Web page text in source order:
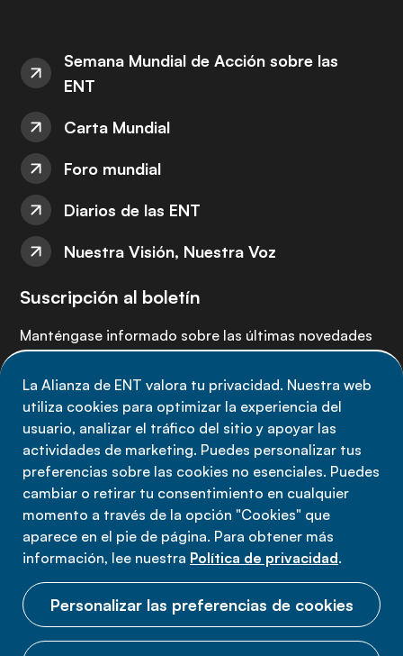
La Alianza de ENT valora tu privacidad. Nuestra web
utiliza cookies para optimizar la experiencia del
usuario, analizar el tráfico del sitio y apoyar las
actividades de marketing. Puedes personalizar tus
preferencias sobre las cookies no esenciales. Puedes
cambiar o retirar tu consentimiento en cualquier
momento a través de la opción "Cookies" que
aparece en el pie de página. Para obtener más
información, lee nuestra Política de privacidad.
Personalizar las preferencias de cookies
Semana Mundial de Acción sobre las
ENT
Carta Mundial
Foro mundial
Diarios de las ENT
Nuestra Visión, Nuestra Voz
Suscripción al boletín
Manténgase informado sobre las últimas novedades
Suscríbete ahora
Política de privacidad
Términos de uso